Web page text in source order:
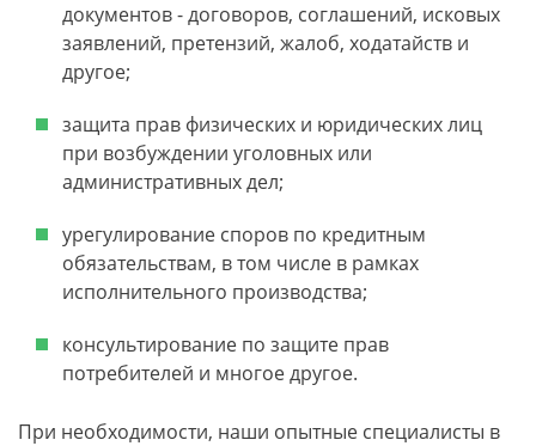
документов - договоров, соглашений, исковых
заявлений, претензий, жалоб, ходатайств и
другое;
защита прав физических и юридических лиц
при возбуждении уголовных или
административных дел;
урегулирование споров по кредитным
обязательствам, в том числе в рамках
исполнительного производства;
консультирование по защите прав
потребителей и многое другое.
При необходимости, наши опытные специалисты в